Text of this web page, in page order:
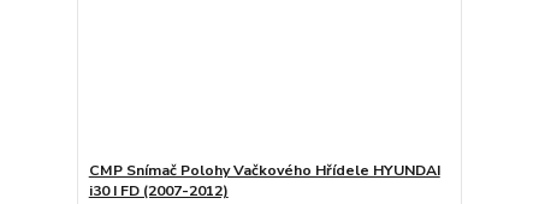
CMP Snímač Polohy Vačkového Hřídele HYUNDAI
i30 I FD (2007-2012)